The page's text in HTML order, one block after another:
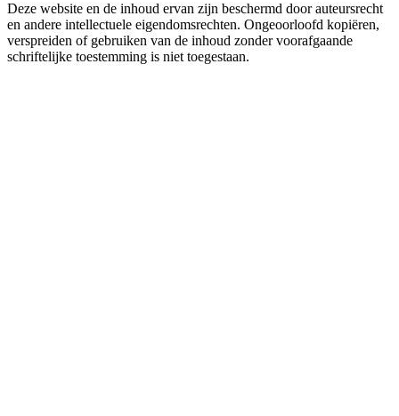
Deze website en de inhoud ervan zijn beschermd door auteursrecht
en andere intellectuele eigendomsrechten. Ongeoorloofd kopiëren,
verspreiden of gebruiken van de inhoud zonder voorafgaande
schriftelijke toestemming is niet toegestaan.